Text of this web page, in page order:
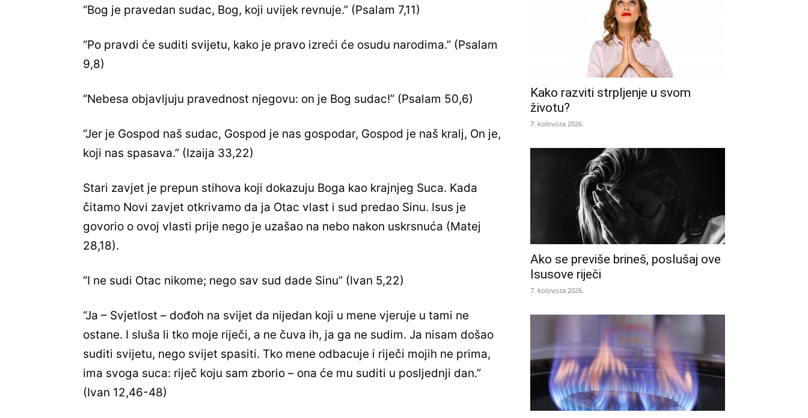
“Bog je pravedan sudac, Bog, koji uvijek revnuje.” (Psalam 7,11)
“Po pravdi će suditi svijetu, kako je pravo izreći će osudu narodima.” (Psalam
9,8)
“Nebesa objavljuju pravednost njegovu: on je Bog sudac!” (Psalam 50,6)
“Jer je Gospod naš sudac, Gospod je nas gospodar, Gospod je naš kralj, On je,
koji nas spasava.” (Izaija 33,22)
Stari zavjet je prepun stihova koji dokazuju Boga kao krajnjeg Suca. Kada
čitamo Novi zavjet otkrivamo da ja Otac vlast i sud predao Sinu. Isus je
govorio o ovoj vlasti prije nego je uzašao na nebo nakon uskrsnuća (Matej
28,18).
“I ne sudi Otac nikome; nego sav sud dade Sinu” (Ivan 5,22)
“Ja – Svjetlost – dođoh na svijet da nijedan koji u mene vjeruje u tami ne
ostane. I sluša li tko moje riječi, a ne čuva ih, ja ga ne sudim. Ja nisam došao
suditi svijetu, nego svijet spasiti. Tko mene odbacuje i riječi mojih ne prima,
ima svoga suca: riječ koju sam zborio – ona će mu suditi u posljednji dan.”
(Ivan 12,46-48)
Kako razviti strpljenje u svom
životu?
7. kolovoza 2026.
Ako se previše brineš, poslušaj ove
Isusove riječi
7. kolovoza 2026.